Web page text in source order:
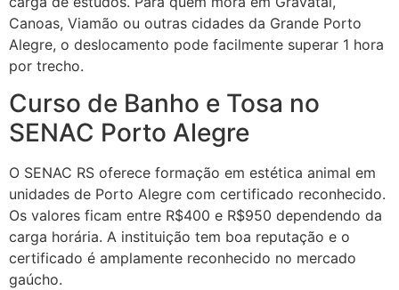
Canoas, Viamão ou outras cidades da Grande Porto
Alegre, o deslocamento pode facilmente superar 1 hora
por trecho.
Curso de Banho e Tosa no
SENAC Porto Alegre
O SENAC RS oferece formação em estética animal em
unidades de Porto Alegre com certificado reconhecido.
Os valores ficam entre R$400 e R$950 dependendo da
carga horária. A instituição tem boa reputação e o
certificado é amplamente reconhecido no mercado
gaúcho.